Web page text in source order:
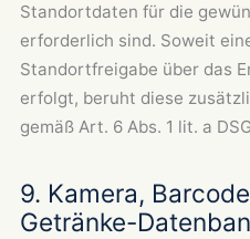
Standortdaten für die
erforderlich sind. Soweit
Standortfreigabe über das
erfolgt, beruht diese
gemäß Art. 6 Abs. 1 lit. a
9. Kamera,
Getränke-